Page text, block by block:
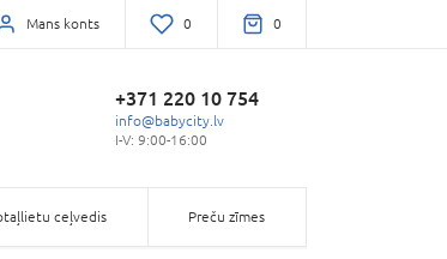
Mans konts 0 0
+371 220 10 754
info@babycity.lv
I-V: 9:00-16:00
ceļvedis Preču zīmes